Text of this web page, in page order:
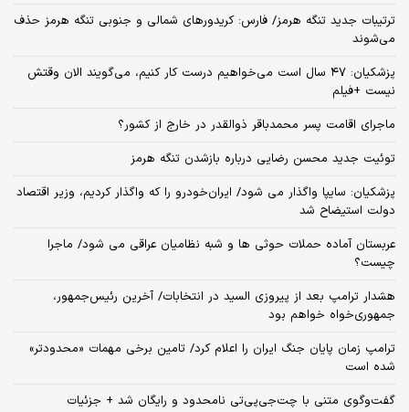
ترتیبات جدید تنگه هرمز/ فارس: کریدورهای شمالی و جنوبی تنگه هرمز حذف
می‌شوند
پزشکیان: ۴۷ سال است می‌خواهیم درست کار کنیم، می‌گویند الان وقتش
نیست +فیلم
ماجرای اقامت پسر محمدباقر ذوالقدر در خارج از کشور؟
توئیت جدید محسن رضایی درباره بازشدن تنگه هرمز
پزشکیان: سایپا واگذار می شود/ ایران‌خودرو را که واگذار کردیم، وزیر اقتصاد
دولت استیضاح شد
عربستان آماده حملات حوثی ها و شبه نظامیان عراقی می شود/ ماجرا
چیست؟
هشدار ترامپ بعد از پیروزی السید در انتخابات/ آخرین رئیس‌جمهور،
جمهوری‌خواه خواهم بود
ترامپ زمان پایان جنگ ایران را اعلام کرد/ تامین برخی مهمات «محدودتر»
شده است
گفت‌وگوی متنی با چت‌جی‌پی‌تی نامحدود و رایگان شد + جزئیات